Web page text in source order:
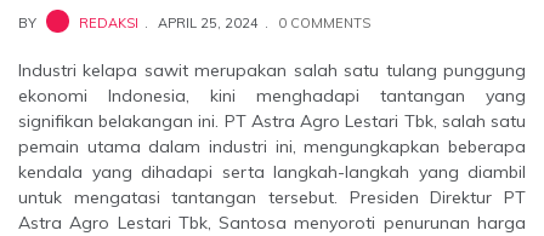
BY REDAKSI APRIL 25, 2024 0 COMMENTS
Industri kelapa sawit merupakan salah satu tulang punggung
ekonomi Indonesia, kini menghadapi tantangan yang
signifikan belakangan ini. PT Astra Agro Lestari Tbk, salah satu
pemain utama dalam industri ini, mengungkapkan beberapa
kendala yang dihadapi serta langkah-langkah yang diambil
untuk mengatasi tantangan tersebut. Presiden Direktur PT
Astra Agro Lestari Tbk, Santosa menyoroti penurunan harga